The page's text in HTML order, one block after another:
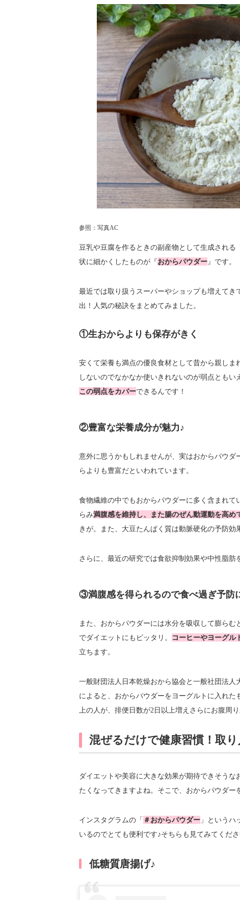
参照：写真AC
豆乳や豆腐を作るときの副産物として生成され
状に細かくしたものが『おからパウダー』です。
最近では取り扱うスーパーやショップも増えて
出！人気の秘訣をまとめてみました。
①生おからよりも保存がきく
安くて栄養も満点の優良食材として昔から親し
しないのでなかなか使いきれないのが弱点ともい
この弱点をカバーできるんです！
②豊富な栄養成分が魅力♪
意外に思うかもしれませんが、実はおからパウ
らよりも豊富だといわれています。
食物繊維の中でもおからパウダーに多く含まれ
らみ満腹感を維持し、また腸のぜん動運動を高め
きが。また、大豆たんぱく質は動脈硬化の予防効
さらに、最近の研究では食欲抑制効果や中性脂肪
③満腹感を得られるので食べ過ぎ予防
また、おからパウダーには水分を吸収して膨ら
でダイエットにもピッタリ。
コーヒーやヨーグル
立ちます。
一般財団法人日本乾燥おから協会と一般社団法
によると、おからパウダーをヨーグルトに入れ
上の人が、排便日数が2日以上増えさらにお腹周
混ぜるだけで健康習慣！取
ダイエットや美容に大きな効果が期待できそう
たくなってきますよね。そこで、おからパウダー
インスタグラムの「 ＃おからパウダー」というハ
いるのでとても便利です♪そちらも見てみてくださ
低糖質唐揚げ♪